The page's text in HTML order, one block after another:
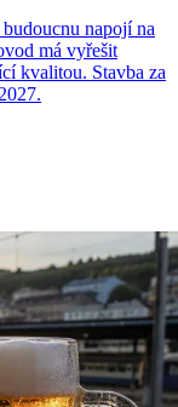
napojí na
má vyřešit
kvalitou. Stavba za